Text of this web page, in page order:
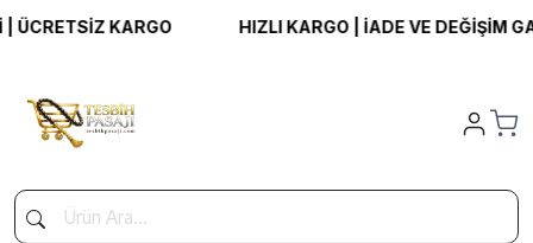
KARGO HIZLI KARGO | İADE VE DEĞİŞİM